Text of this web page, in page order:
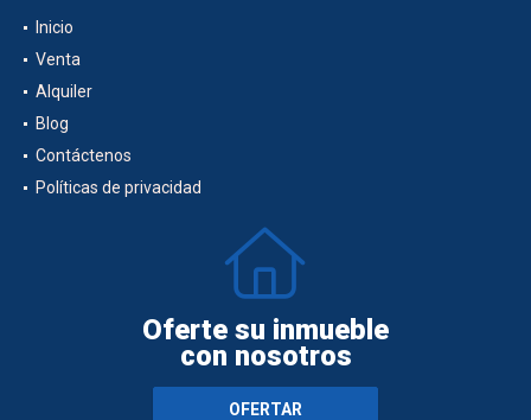
Inicio
Venta
Alquiler
Blog
Contáctenos
Políticas de privacidad
Oferte su inmueble
con nosotros
OFERTAR